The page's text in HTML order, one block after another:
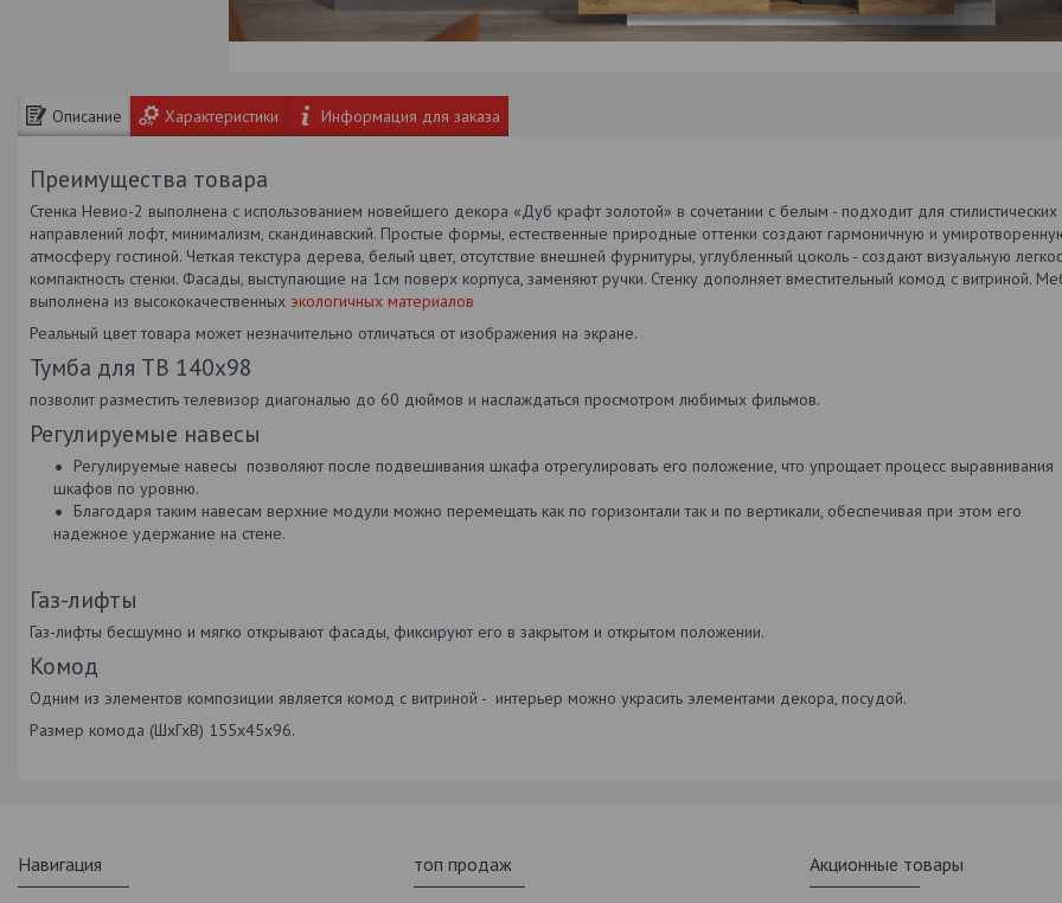
Описание Характеристики Информация для заказа
Преимущества товара
Стенка Невио-2 выполнена с использованием новейшего декора «Дуб крафт золотой» в сочетании с белым - подходит для стилистических
направлений лофт, минимализм, скандинавский. Простые формы, естественные природные оттенки создают гармоничную и
атмосферу гостиной. Четкая текстура дерева, белый цвет, отсутствие внешней фурнитуры, углубленный цоколь - создают визуальную
компактность стенки. Фасады, выступающие на 1см поверх корпуса, заменяют ручки. Стенку дополняет вместительный комод с витриной.
выполнена из высококачественных экологичных материалов
Реальный цвет товара может незначительно отличаться от изображения на экране.
Тумба для ТВ 140х98
позволит разместить телевизор диагональю до 60 дюймов и наслаждаться просмотром любимых фильмов.
Регулируемые навесы
Регулируемые навесы позволяют после подвешивания шкафа отрегулировать его положение, что упрощает процесс выравнивания
шкафов по уровню.
Благодаря таким навесам верхние модули можно перемещать как по горизонтали так и по вертикали, обеспечивая при этом его
надежное удержание на стене.
Газ-лифты
Газ-лифты бесшумно и мягко открывают фасады, фиксируют его в закрытом и открытом положении.
Комод
Одним из элементов композиции является комод с витриной - интерьер можно украсить элементами декора, посудой.
Размер комода (ШхГхВ) 155х45х96.
Навигация топ продаж Акционные товары